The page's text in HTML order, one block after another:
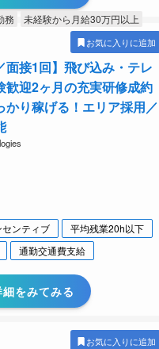
務 未経験から月給30万円以上
お気に入りに追加
面接1回】飛び込み・テレ
歓迎2ヶ月の充実研修成約
かり稼げる！エリア採用／
センティブ
平均残業20h以下
通勤交通費支給
細をみてみる
お気に入りに追加